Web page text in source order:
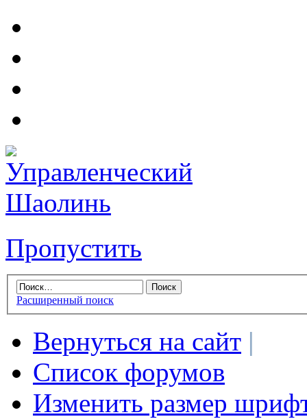
Пропустить
Расширенный поиск
Вернуться на сайт |
Список форумов
Изменить размер